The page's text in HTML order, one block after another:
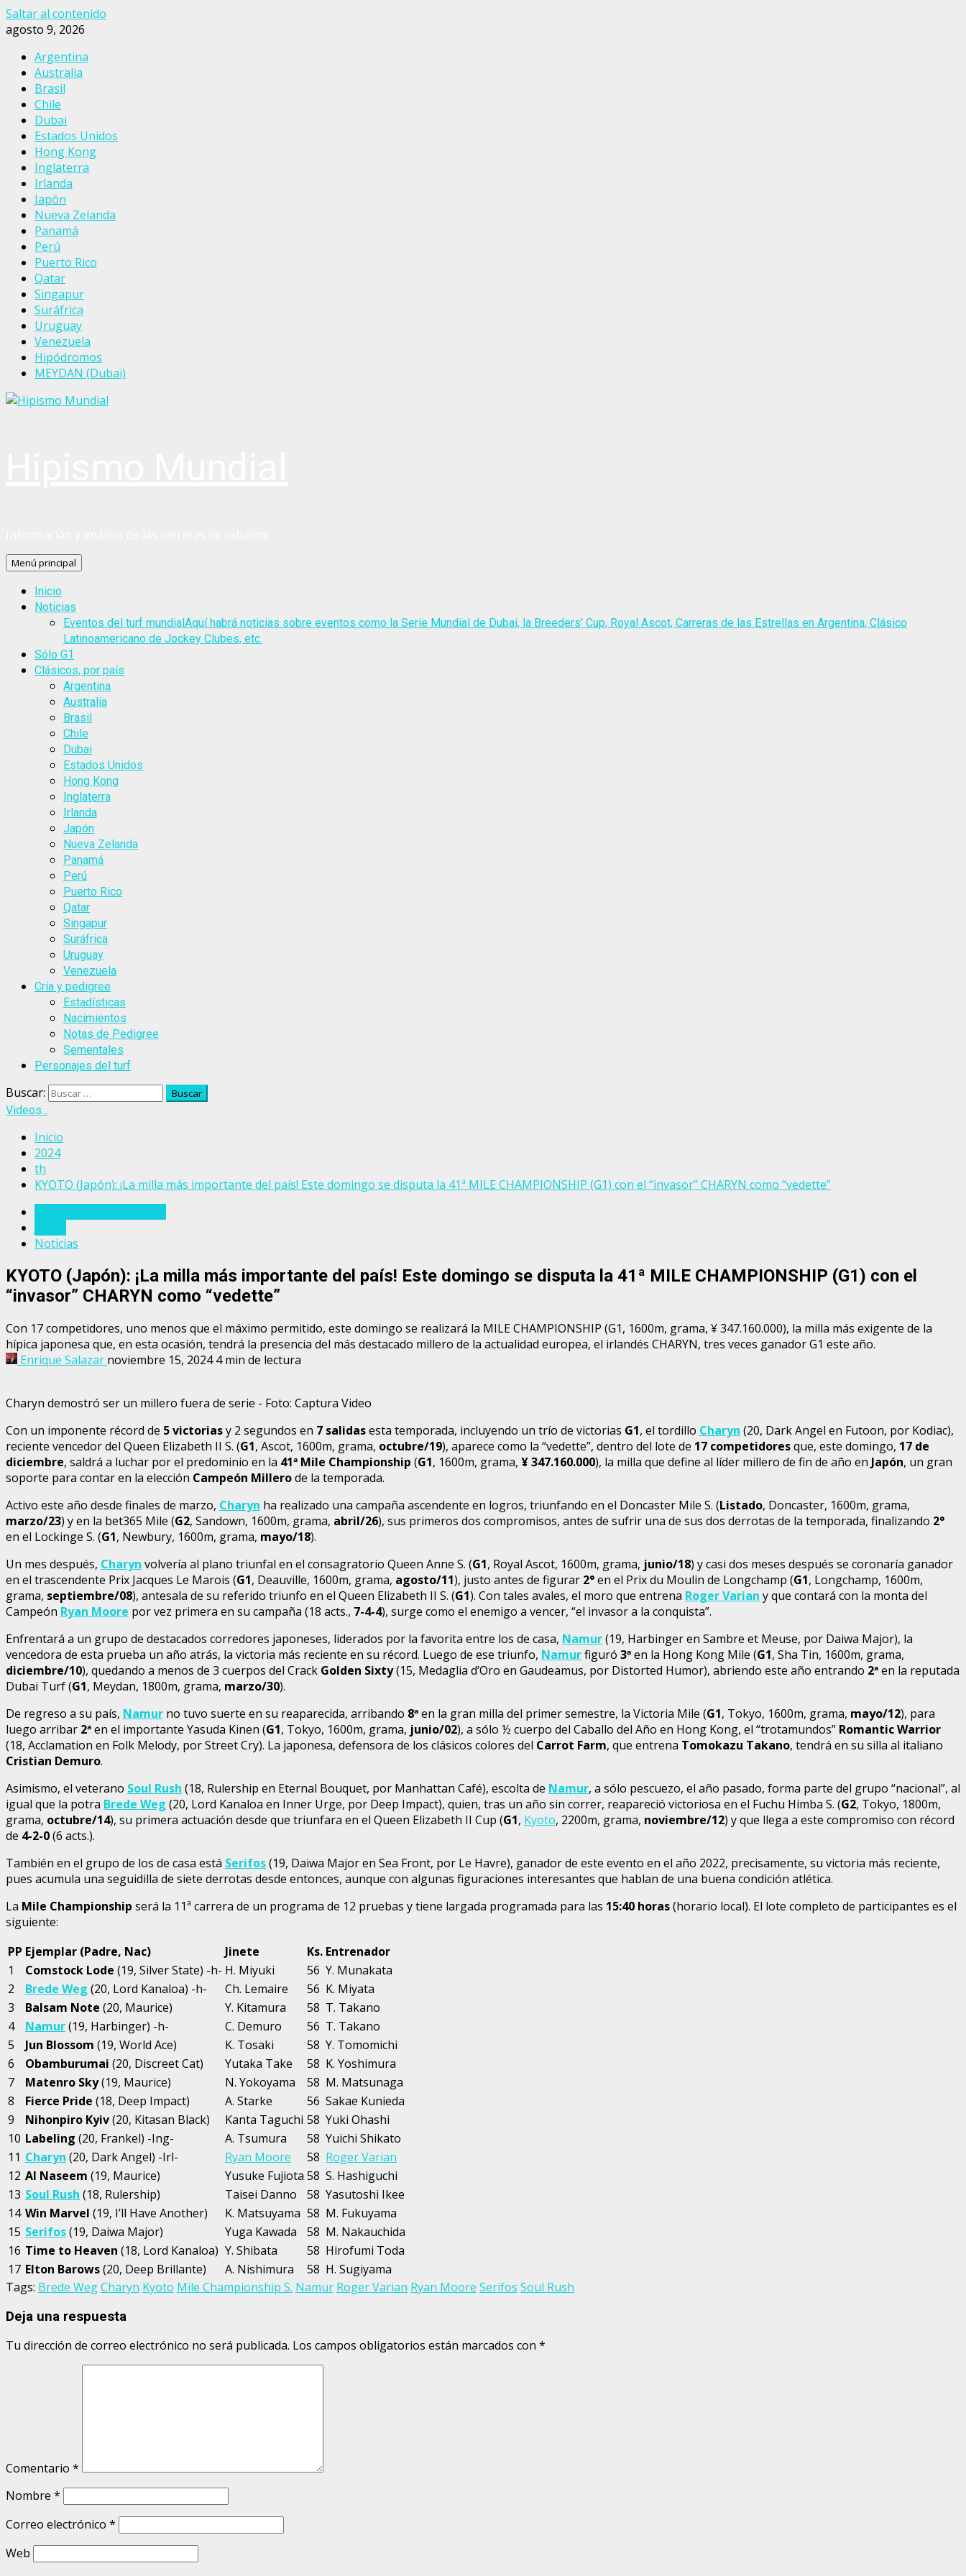
Saltar al contenido
agosto 9, 2026
Argentina
Australia
Brasil
Chile
Dubai
Estados Unidos
Hong Kong
Inglaterra
Irlanda
Japón
Nueva Zelanda
Panamá
Perú
Puerto Rico
Qatar
Singapur
Suráfrica
Uruguay
Venezuela
Hipódromos
MEYDAN (Dubai)
Menú principal
Inicio
Noticias
Eventos del turf mundialAquí habrá noticias sobre eventos como la Serie Mundial de Dubai, la Breeders’ Cup, Royal Ascot, Carreras de las Estrellas en Argentina, Clásico
Latinoamericano de Jockey Clubes, etc.
Sólo G1
Clásicos, por país
Argentina
Australia
Brasil
Chile
Dubai
Estados Unidos
Hong Kong
Inglaterra
Irlanda
Japón
Nueva Zelanda
Panamá
Perú
Puerto Rico
Qatar
Singapur
Suráfrica
Uruguay
Venezuela
Cría y pedigree
Estadísticas
Nacimientos
Notas de Pedigree
Sementales
Personajes del turf
Buscar:
Videos...
Inicio
2024
th
KYOTO (Japón): ¡La milla más importante del país! Este domingo se disputa la 41ª MILE CHAMPIONSHIP (G1) con el “invasor” CHARYN como “vedette”
Noticias
KYOTO (Japón): ¡La milla más importante del país! Este domingo se disputa la 41ª MILE CHAMPIONSHIP (G1) con el
“invasor” CHARYN como “vedette”
Con 17 competidores, uno menos que el máximo permitido, este domingo se realizará la MILE CHAMPIONSHIP (G1, 1600m, grama, ¥ 347.160.000), la milla más exigente de la
hípica japonesa que, en esta ocasión, tendrá la presencia del más destacado millero de la actualidad europea, el irlandés CHARYN, tres veces ganador G1 este año.
Enrique Salazar noviembre 15, 20244 min de lectura
Charyn demostró ser un millero fuera de serie - Foto: Captura Video
Con un imponente récord de 5 victoriasy 2 segundos en 7 salidasesta temporada, incluyendo un trío de victorias G1, el tordillo Charyn (20, Dark Angel en Futoon, por Kodiac),
reciente vencedor del Queen Elizabeth II S. (G1, Ascot, 1600m, grama, octubre/19), aparece como la “vedette”, dentro del lote de 17 competidoresque, este domingo, 17 de
diciembre, saldrá a luchar por el predominio en la 41ª Mile Championship (G1, 1600m, grama, ¥347.160.000), la milla que define al líder millero de fin de año en Japón, un gran
soporte para contar en la elección Campeón Millerode la temporada.
Activo este año desde finales de marzo, Charyn ha realizado una campaña ascendente en logros, triunfando en el Doncaster Mile S. (Listado, Doncaster, 1600m, grama,
marzo/23) y en la bet365 Mile (G2, Sandown, 1600m, grama, abril/26), sus primeros dos compromisos, antes de sufrir una de sus dos derrotas de la temporada, finalizando 2°
en el Lockinge S. (G1, Newbury, 1600m, grama, mayo/18).
Un mes después, Charyn volvería al plano triunfal en el consagratorio Queen Anne S. (G1, Royal Ascot, 1600m, grama, junio/18) y casi dos meses después se coronaría ganador
en el trascendente Prix Jacques Le Marois (G1, Deauville, 1600m, grama, agosto/11), justo antes de figurar 2°en el Prix du Moulin de Longchamp (G1, Longchamp, 1600m,
grama, septiembre/08), antesala de su referido triunfo en el Queen Elizabeth II S. (G1). Con tales avales, el moro que entrena Roger Varian y que contará con la monta del
Campeón Ryan Moore por vez primera en su campaña (18 acts., 7-4-4), surge como el enemigo a vencer, “el invasor a la conquista”.
Enfrentará a un grupo de destacados corredores japoneses, liderados por la favorita entre los de casa, Namur(19, Harbinger en Sambre et Meuse, por Daiwa Major), la
vencedora de esta prueba un año atrás, la victoria más reciente en su récord. Luego de ese triunfo, Namurfiguró 3ªen la Hong Kong Mile (G1, Sha Tin, 1600m, grama,
diciembre/10), quedando a menos de 3 cuerpos del Crack Golden Sixty(15, Medaglia d’Oro en Gaudeamus, por Distorted Humor), abriendo este año entrando 2ªen la reputada
Dubai Turf (G1, Meydan, 1800m, grama, marzo/30).
De regreso a su país, Namur no tuvo suerte en su reaparecida, arribando 8ªen la gran milla del primer semestre, la Victoria Mile (G1, Tokyo, 1600m, grama, mayo/12), para
luego arribar 2ªen el importante Yasuda Kinen (G1, Tokyo, 1600m, grama, junio/02), a sólo ½ cuerpo del Caballo del Año en Hong Kong, el “trotamundos” Romantic Warrior
(18, Acclamation en Folk Melody, por Street Cry). La japonesa, defensora de los clásicos colores del Carrot Farm, que entrena Tomokazu Takano, tendrá en su silla al italiano
Cristian Demuro.
Asimismo, el veterano Soul Rush (18, Rulership en Eternal Bouquet, por Manhattan Café), escolta de Namur, a sólo pescuezo, el año pasado, forma parte del grupo “nacional”, al
igual que la potra Brede Weg (20, Lord Kanaloa en Inner Urge, por Deep Impact), quien, tras un año sin correr, reapareció victoriosa en el Fuchu Himba S. (G2, Tokyo, 1800m,
grama, octubre/14), su primera actuación desde que triunfara en el Queen Elizabeth II Cup (G1, Kyoto, 2200m, grama, noviembre/12) y que llega a este compromiso con récord
de 4-2-0(6 acts.).
También en el grupo de los de casa está Serifos(19, Daiwa Major en Sea Front, por Le Havre), ganador de este evento en el año 2022, precisamente, su victoria más reciente,
pues acumula una seguidilla de siete derrotas desde entonces, aunque con algunas figuraciones interesantes que hablan de una buena condición atlética.
La Mile Championship será la 11ª carrera de un programa de 12 pruebas y tiene largada programada para las 15:40 horas(horario local). El lote completo de participantes es el
siguiente:
PP Ejemplar (Padre, Nac) Jinete Ks. Entrenador
1
Comstock Lode (19, Silver State) -h- H. Miyuki 56 Y. Munakata
2
Brede Weg (20, Lord Kanaloa) -h- Ch. Lemaire 56 K. Miyata
3
Balsam Note (20, Maurice) Y. Kitamura 58 T. Takano
4
Namur(19, Harbinger) -h- C. Demuro 56 T. Takano
5
Jun Blossom (19, World Ace) K. Tosaki 58 Y. Tomomichi
6
Obamburumai (20, Discreet Cat) Yutaka Take 58 K. Yoshimura
7
Matenro Sky(19, Maurice) N. Yokoyama 58 M. Matsunaga
8
Fierce Pride (18, Deep Impact) A. Starke 56 Sakae Kunieda
9
Nihonpiro Kyiv(20, Kitasan Black) Kanta Taguchi 58 Yuki Ohashi
10 Labeling (20, Frankel) -Ing- A. Tsumura 58 Yuichi Shikato
11 Charyn (20, Dark Angel) -Irl- Ryan Moore 58 Roger Varian
12 Al Naseem (19, Maurice) Yusuke Fujiota 58 S. Hashiguchi
13 Soul Rush (18, Rulership) Taisei Danno 58 Yasutoshi Ikee
14 Win Marvel (19, I’ll Have Another) K. Matsuyama 58 M. Fukuyama
15 Serifos(19, Daiwa Major) Yuga Kawada 58 M. Nakauchida
16 Time to Heaven (18, Lord Kanaloa) Y. Shibata 58 Hirofumi Toda
17 Elton Barows(20, Deep Brillante) A. Nishimura 58 H. Sugiyama
Tags: Brede WegCharyn Kyoto Mile Championship S. Namur Roger Varian Ryan Moore Serifos Soul Rush
Deja una respuesta
Tu dirección de correo electrónico no será publicada. Los campos obligatorios están marcados con *
Comentario *
Nombre *
Correo electrónico *
Web